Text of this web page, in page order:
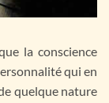
la conscience
qui en
quelque nature